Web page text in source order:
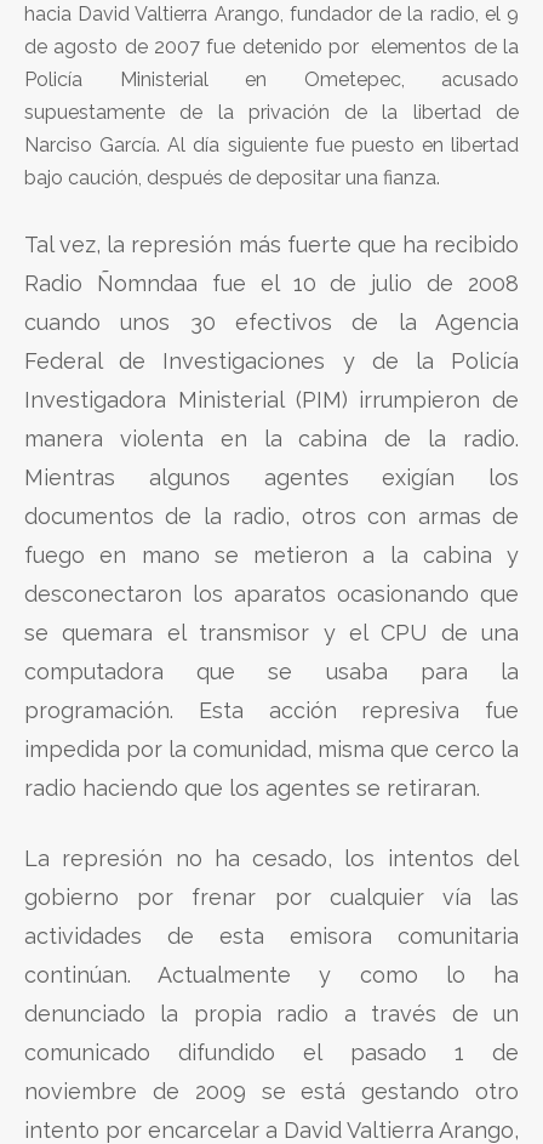
hacia David Valtierra Arango, fundador de la radio, el 9
de agosto de 2007 fue detenido por elementos de la
Policía Ministerial en Ometepec, acusado
supuestamente de la privación de la libertad de
Narciso García. Al día siguiente fue puesto en libertad
bajo caución, después de depositar una fianza.
Tal vez, la represión más fuerte que ha recibido
Radio Ñomndaa fue el 10 de julio de 2008
cuando unos 30 efectivos de la Agencia
Federal de Investigaciones y de la Policía
Investigadora Ministerial (PIM) irrumpieron de
manera violenta en la cabina de la radio.
Mientras algunos agentes exigían los
documentos de la radio, otros con armas de
fuego en mano se metieron a la cabina y
desconectaron los aparatos ocasionando que
se quemara el transmisor y el CPU de una
computadora que se usaba para la
programación. Esta acción represiva fue
impedida por la comunidad, misma que cerco la
radio haciendo que los agentes se retiraran.
La represión no ha cesado, los intentos del
gobierno por frenar por cualquier vía las
actividades de esta emisora comunitaria
continúan. Actualmente y como lo ha
denunciado la propia radio a través de un
comunicado difundido el pasado 1 de
noviembre de 2009 se está gestando otro
intento por encarcelar a David Valtierra Arango,